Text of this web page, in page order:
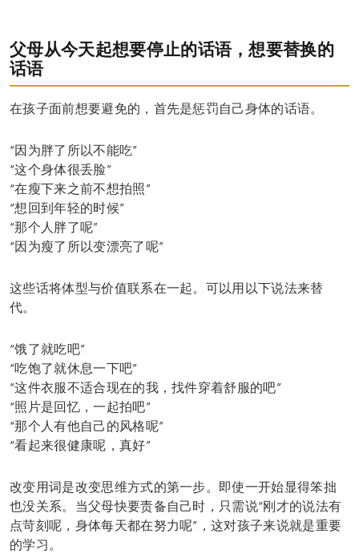
父母从今天起想要停止的话语，想要替换的
话语
在孩子面前想要避免的，首先是惩罚自己身体的话语。
“因为胖了所以不能吃”
“这个身体很丢脸”
“在瘦下来之前不想拍照”
“想回到年轻的时候”
“那个人胖了呢”
“因为瘦了所以变漂亮了呢”
这些话将体型与价值联系在一起。可以用以下说法来替
代。
“饿了就吃吧”
“吃饱了就休息一下吧”
“这件衣服不适合现在的我，找件穿着舒服的吧”
“照片是回忆，一起拍吧”
“那个人有他自己的风格呢”
“看起来很健康呢，真好”
改变用词是改变思维方式的第一步。即使一开始显得笨拙
也没关系。当父母快要责备自己时，只需说“刚才的说法有
点苛刻呢，身体每天都在努力呢”，这对孩子来说就是重要
的学习。